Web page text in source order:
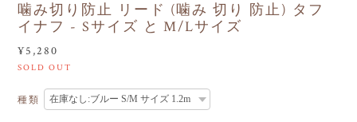
噛み切り防止 リード (噛み 切り 防止) タフ
イナフ - Sサイズ と M/Lサイズ
¥5,280
SOLD OUT
種類